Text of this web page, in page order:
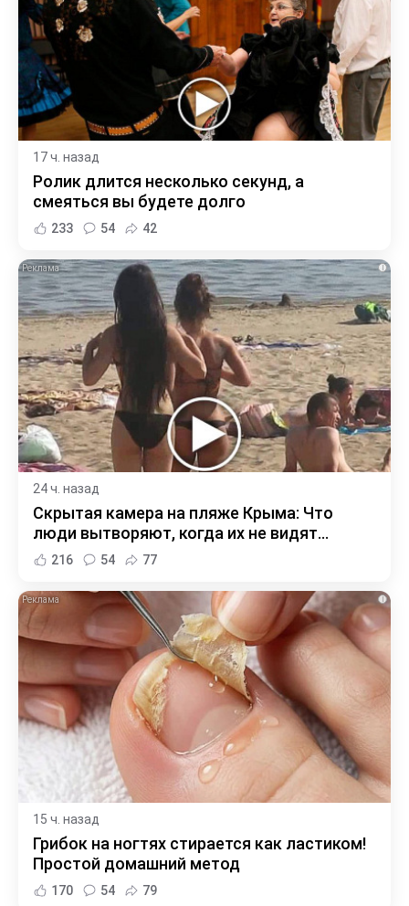
17 ч. назад
Ролик длится несколько секунд, а
смеяться вы будете долго
233 54 42
i
24 ч. назад
Скрытая камера на пляже Крыма: Что
люди вытворяют, когда их не видят...
216 54 77
i
15 ч. назад
Грибок на ногтях стирается как ластиком!
Простой домашний метод
170 54 79